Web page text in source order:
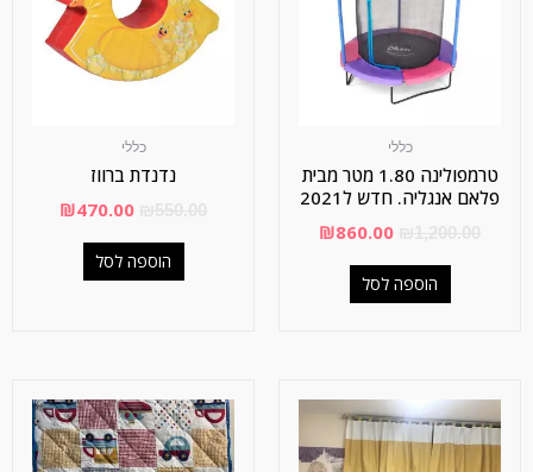
כללי
טרמפולינה 1.80 מטר מבית
פלאם אנגליה. חדש ל2021
₪860.00
הוספה לסל
כללי
נדנדת ברווז
₪470.00
הוספה לסל